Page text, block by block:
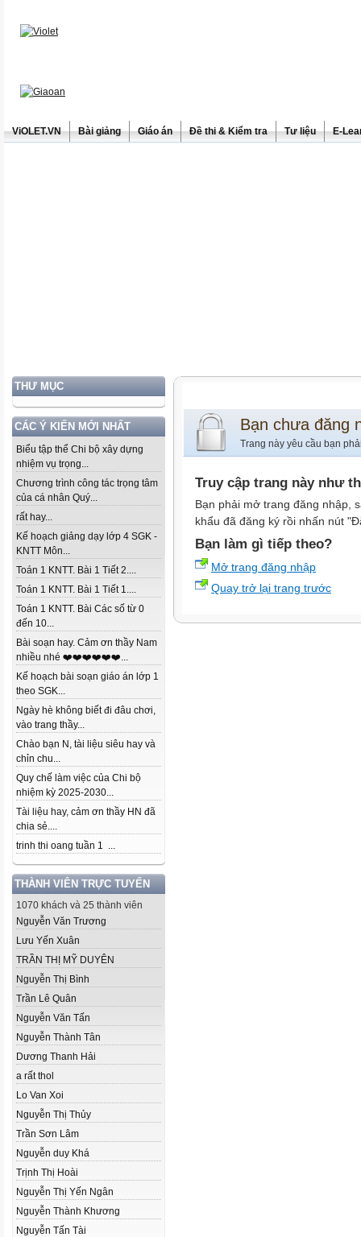
ViOLET.VN Bài giảng Giáo án Đề thi & Kiểm tra Tư liệu E-
THƯ MỤC
CÁC Ý KIẾN MỚI NHẤT
Biểu tập thể Chi bộ xây dựng
nhiệm vụ trọng...
Chương trình công tác trọng tâm
của cá nhân Quý...
rất hay...
Kế hoạch giảng dạy lớp 4 SGK -
KNTT Môn...
Toán 1 KNTT. Bài 1 Tiết 2....
Toán 1 KNTT. Bài 1 Tiết 1....
Toán 1 KNTT. Bài Các số từ 0
đến 10...
Bài soạn hay. Cảm ơn thầy Nam
nhiều nhé ❤️❤️❤️❤️❤️❤️...
Kế hoạch bài soạn giáo án lớp 1
theo SGK...
Ngày hè không biết đi đâu chơi,
vào trang thầy...
Chào bạn N, tài liệu siêu hay và
chỉn chu...
Quy chế làm việc của Chi bộ
nhiệm kỳ 2025-2030...
Tài liệu hay, cảm ơn thầy HN đã
chia sẻ....
trinh thi oang tuần 1 ...
THÀNH VIÊN TRỰC TUYẾN
1070 khách và 25 thành viên
Nguyễn Văn Trương
Lưu Yến Xuân
TRẦN THỊ MỸ DUYÊN
Nguyễn Thị Bình
Trần Lê Quân
Nguyễn Văn Tấn
Nguyễn Thành Tân
Dương Thanh Hải
a rất thol
Lo Van Xoi
Nguyễn Thị Thủy
Trần Sơn Lâm
Nguyễn duy Khá
Trịnh Thị Hoài
Nguyễn Thị Yến Ngân
Nguyễn Thành Khương
Nguyễn Tấn Tài
Bạn chưa đăng
Trang này yêu cầu bạn
Truy cập trang này như
Bạn phải mở trang đăng nhập,
khẩu đã đăng ký rồi nhấn nút
Bạn làm gì tiếp theo?
Mở trang đăng nhập
Quay trở lại trang trước